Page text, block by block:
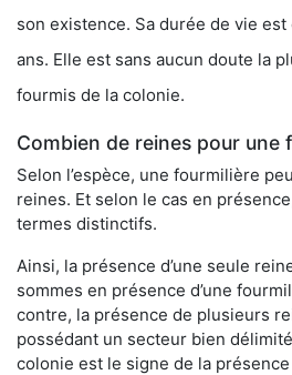
son existence. Sa durée de vie
ans. Elle est sans aucun doute la
fourmis de la colonie.
Combien de reines pour une
Selon l’espèce, une fourmilière
reines. Et selon le cas en
termes distinctifs.
Ainsi, la présence d’une seule
sommes en présence d’une
contre, la présence de plusieurs
possédant un secteur bien
colonie est le signe de la